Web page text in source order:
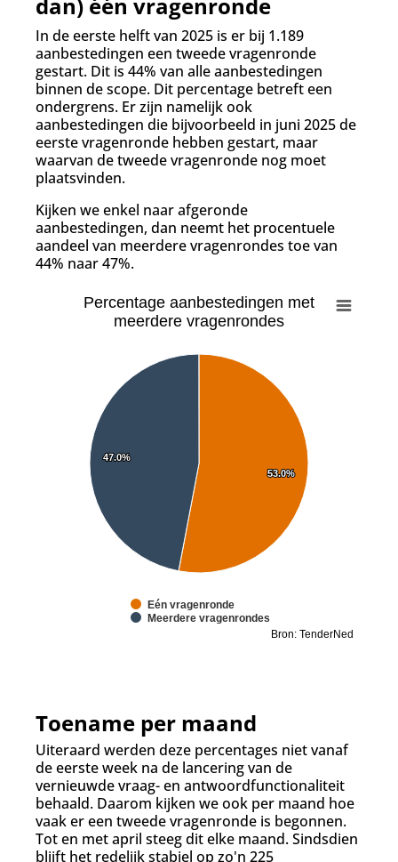
dan) één vragenronde
In de eerste helft van 2025 is er bij 1.189
aanbestedingen een tweede vragenronde
gestart. Dit is 44% van alle aanbestedingen
binnen de scope. Dit percentage betreft een
ondergrens. Er zijn namelijk ook
aanbestedingen die bijvoorbeeld in juni 2025 de
eerste vragenronde hebben gestart, maar
waarvan de tweede vragenronde nog moet
plaatsvinden.
Kijken we enkel naar afgeronde
aanbestedingen, dan neemt het procentuele
aandeel van meerdere vragenrondes toe van
44% naar 47%.
Percentage aanbestedingen met
meerdere vragenrondes
53.0%
53.0%
47.0%
47.0%
Eén vragenronde
Meerdere vragenrondes
Bron: TenderNed
Toename per maand
Uiteraard werden deze percentages niet vanaf
de eerste week na de lancering van de
vernieuwde vraag- en antwoordfunctionaliteit
behaald. Daarom kijken we ook per maand hoe
vaak er een tweede vragenronde is begonnen.
Tot en met april steeg dit elke maand. Sindsdien
blijft het redelijk stabiel op zo'n 225